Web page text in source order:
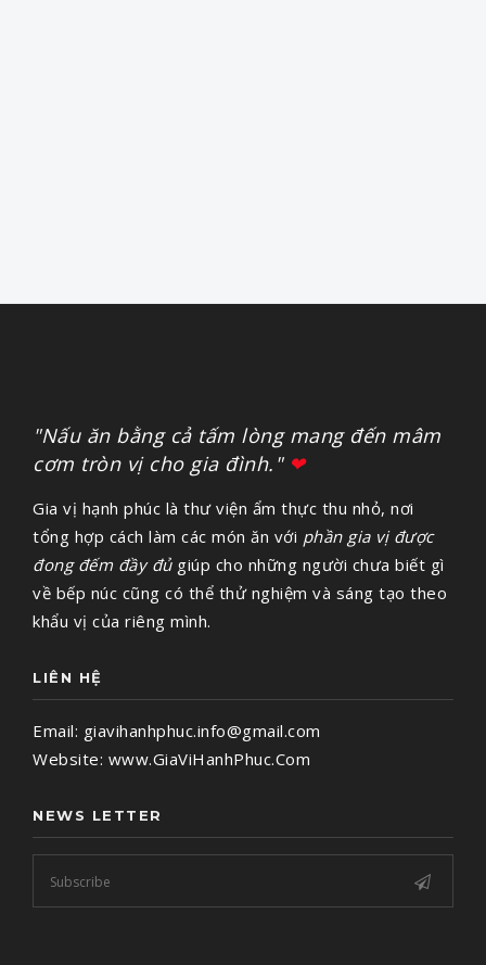
"Nấu ăn bằng cả tấm lòng mang đến mâm
cơm tròn vị cho gia đình." ❤
Gia vị hạnh phúc là thư viện ẩm thực thu nhỏ, nơi
tổng hợp cách làm các món ăn với phần gia vị được
đong đếm đầy đủgiúp cho những người chưa biết gì
về bếp núc cũng có thể thử nghiệm và sáng tạo theo
khẩu vị của riêng mình.
LIÊN HỆ
Email: giavihanhphuc.info@gmail.com
Website: www.GiaViHanhPhuc.Com
NEWS LETTER